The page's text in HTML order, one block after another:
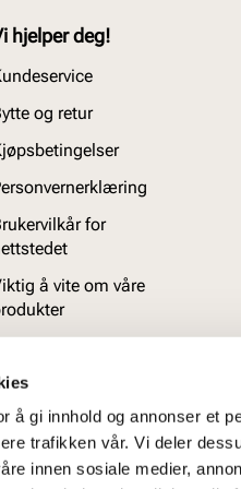
å gi innhold og annonser et
trafikken vår. Vi deler
innen sosiale medier,
hjelper deg!
og retur
for
å vite om våre